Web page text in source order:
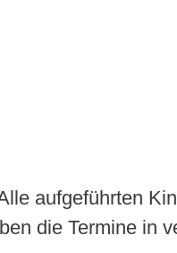
aufgeführten
die Termine in